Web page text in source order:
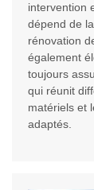
intervention
dépend de
rénovation
également
toujours
qui réunit
matériels et
adaptés.